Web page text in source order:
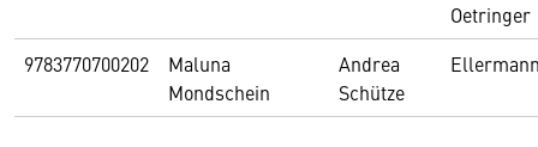
Oetringer
9783770700202
Maluna
Mondschein
Andrea
Schütze